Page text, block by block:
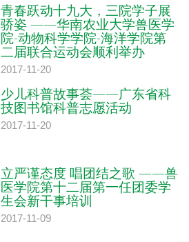
青春跃动十九大，三院学子展
骄姿 ——华南农业大学兽医学
院-动物科学学院-海洋学院第
二届联合运动会顺利举办
2017-11-20
少儿科普故事荟——广东省科
技图书馆科普志愿活动
2017-11-20
立严谨态度 唱团结之歌 ——兽
医学院第十二届第一任团委学
生会新干事培训
2017-11-09